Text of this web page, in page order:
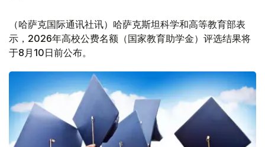
（哈萨克国际通讯社讯）哈萨克斯坦科学和高等教育部表
示，2026年高校公费名额（国家教育助学金）评选结果将
于8月10日前公布。